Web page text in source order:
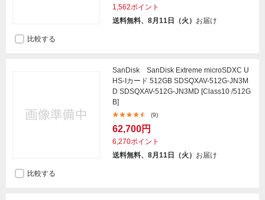
1,562ポイント
送料無料、8月11日（火） お届け
比較する
SanDisk SanDisk Extreme microSDXC U
HS-Iカード 512GB SDSQXAV-512G-JN3M
D SDSQXAV-512G-JN3MD [Class10 /512G
B]
(9)
62,700円
6,270ポイント
送料無料、8月11日（火） お届け
比較する